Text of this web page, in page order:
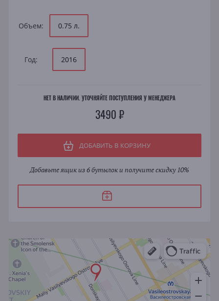
Объем: 0.75 л.
Год: 2016
НЕТ В НАЛИЧИИ. УТОЧНЯЙТЕ ПОСТУПЛЕНИЯ У МЕНЕДЖЕРА
3490 ₽
ДОБАВИТЬ В КОРЗИНУ
Добавьте ящик из 6 бутылок и получите скидку 10%